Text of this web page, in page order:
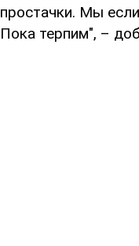
простачки. Мы
Пока терпим", –